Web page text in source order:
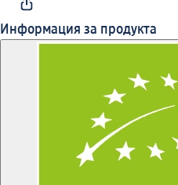
Информация за продукта